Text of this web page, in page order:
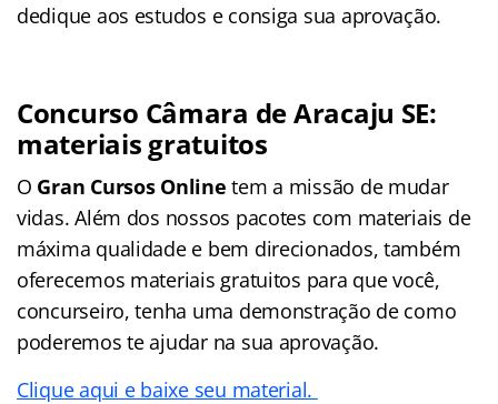
dedique aos estudos e consiga sua aprovação.
Concurso Câmara de Aracaju SE:
materiais gratuitos
O Gran Cursos Online tem a missão de mudar
vidas. Além dos nossos pacotes com materiais de
máxima qualidade e bem direcionados, também
oferecemos materiais gratuitos para que você,
concurseiro, tenha uma demonstração de como
poderemos te ajudar na sua aprovação.
Clique aqui e baixe seu material.